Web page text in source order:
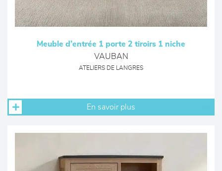
Meuble d’entrée 1 porte 2 tiroirs 1 niche
VAUBAN
ATELIERS DE LANGRES
En savoir plus